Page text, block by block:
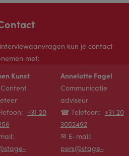
kun je contact
met:
Kunst
+31 20
Annelotte Fagel
Communicatie
adviseur
☎ Telefoon: +31 20
3052492
✉ E-mail:
pers@stage-